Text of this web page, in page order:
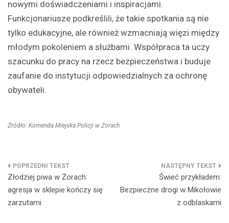
nowymi doświadczeniami i inspiracjami.
Funkcjonariusze podkreślili, że takie spotkania są nie
tylko edukacyjne, ale również wzmacniają więzi między
młodym pokoleniem a służbami. Współpraca ta uczy
szacunku do pracy na rzecz bezpieczeństwa i buduje
zaufanie do instytucji odpowiedzialnych za ochronę
obywateli.
Źródło: Komenda Miejska Policji w Żorach
Nawigacja
wpisu
Złodziej piwa w Żorach:
agresja w sklepie kończy się
zarzutami
Świeć przykładem:
Bezpieczne drogi w Mikołowie
z odblaskami